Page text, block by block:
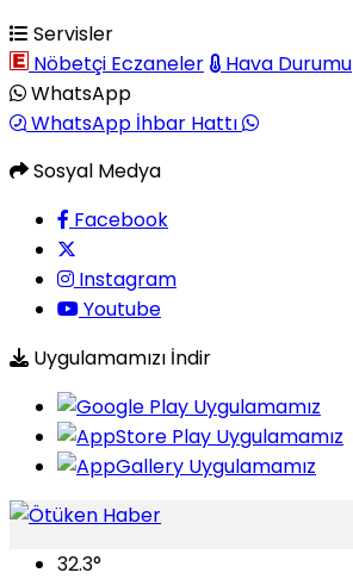
Servisler
Nöbetçi Eczaneler
Hava Durumu
WhatsApp
WhatsApp İhbar Hattı
Sosyal Medya
Facebook
Instagram
Youtube
Uygulamamızı İndir
32.3°